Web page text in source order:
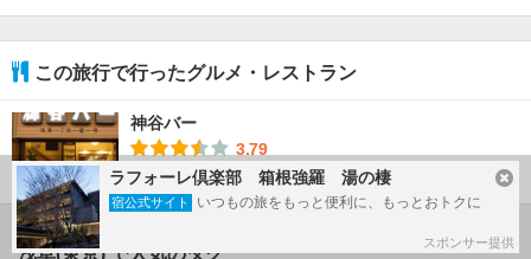
この旅行で行ったグルメ・レストラン
神谷バー
3.79
グルメ・レストラン
浅草(東京) で人気のタグ
ラフォーレ倶楽部 箱根強羅 湯の棲
宿公式サイト いつもの旅をもっと便利に、もっとおトクに
スポンサー提供